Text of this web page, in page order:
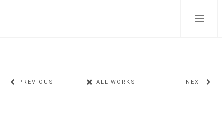
PREVIOUS ALL WORKS NEXT